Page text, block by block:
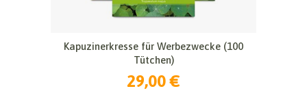
Kapuzinerkresse für Werbezwecke (100
Tütchen)
29,00 €